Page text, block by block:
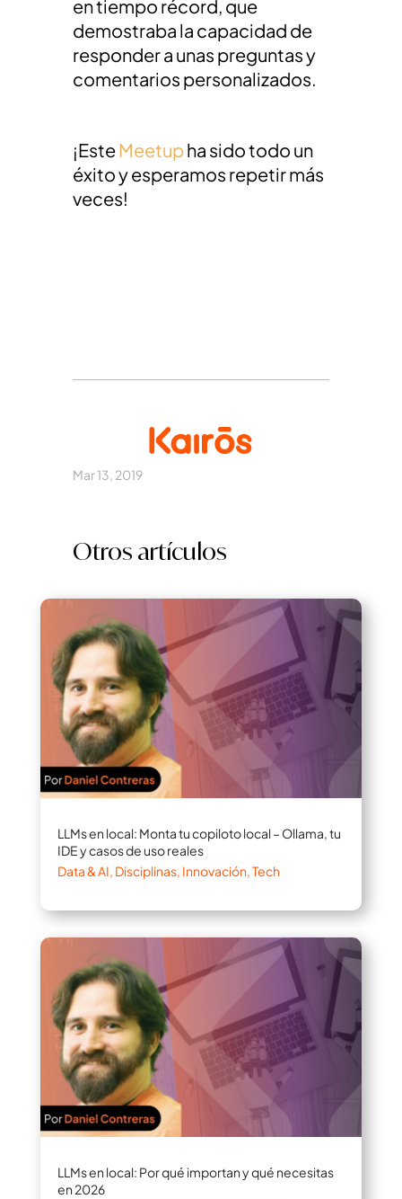
en tiempo récord, que
demostraba la capacidad de
responder a unas preguntas y
comentarios personalizados.
¡EsteMeetupha sido todo un
éxito y esperamos repetir más
veces!
Mar 13, 2019
Otros artículos
LLMs en local: Monta tu copiloto local – Ollama, tu
IDE y casos de uso reales
Data & AI, Disciplinas, Innovación,Tech
LLMs en local: Por qué importan y qué necesitas
en 2026